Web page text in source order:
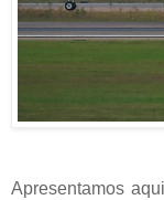
Apresentamos